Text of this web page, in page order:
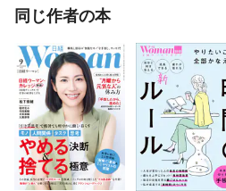
同じ作者の本